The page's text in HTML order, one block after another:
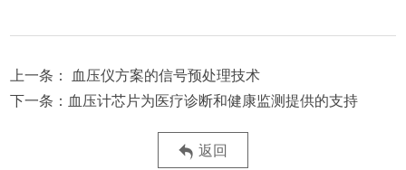
血压仪方案的信号预处理技术
血压计芯片为医疗诊断和健康监测提供的支持
返回